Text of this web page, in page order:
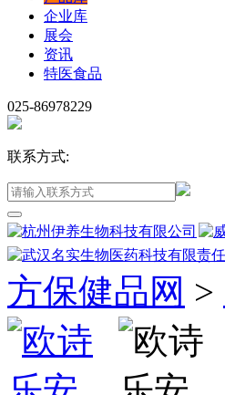
企业库
展会
资讯
特医食品
025-86978229
联系方式:
方保健品网 >